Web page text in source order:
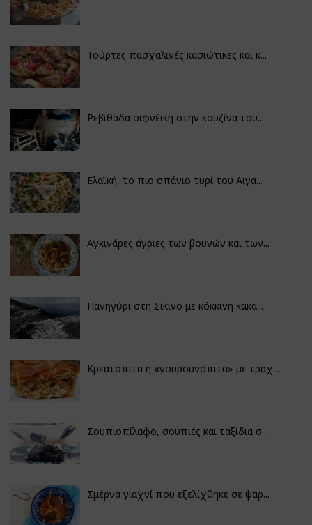
Τούρτες πασχαλινές κασιώτικες και κ...
Ρεβιθάδα σιφνέικη στην κουζίνα του...
Ελαϊκή, το πιο σπάνιο τυρί του Αιγα...
Αγκινάρες άγριες των βουνών και των...
Πανηγύρι στη Σίκινο με κόκκινη κακα...
Κρεατόπιτα ή «γουρουνόπιτα» με τραχ...
Σουπιοπίλαφο, σουπιές και ταξίδια σ...
Σμέρνα γιαχνί που εξελίχθηκε σε ψαρ...